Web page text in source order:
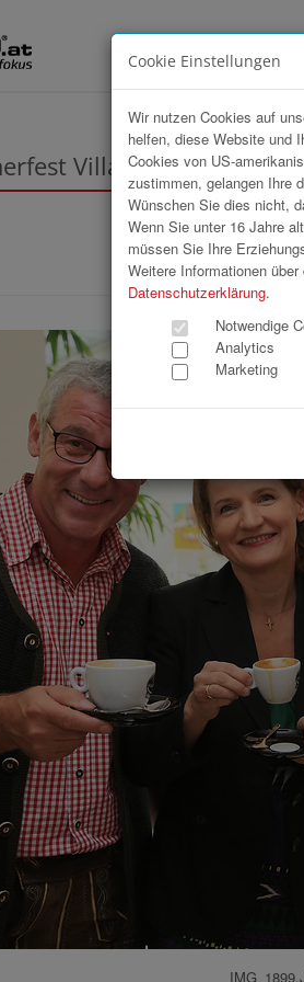
Villa Seilern Bad
Cookie Einstellungen
Wir nutzen Cookies auf
helfen, diese Website und
Cookies von US-
zustimmen, gelangen Ihre
Wünschen Sie dies nicht,
Wenn Sie unter 16 Jahre
müssen Sie Ihre
Weitere Informationen
Datenschutzerklärung.
Notwendige
Analytics
Marketing